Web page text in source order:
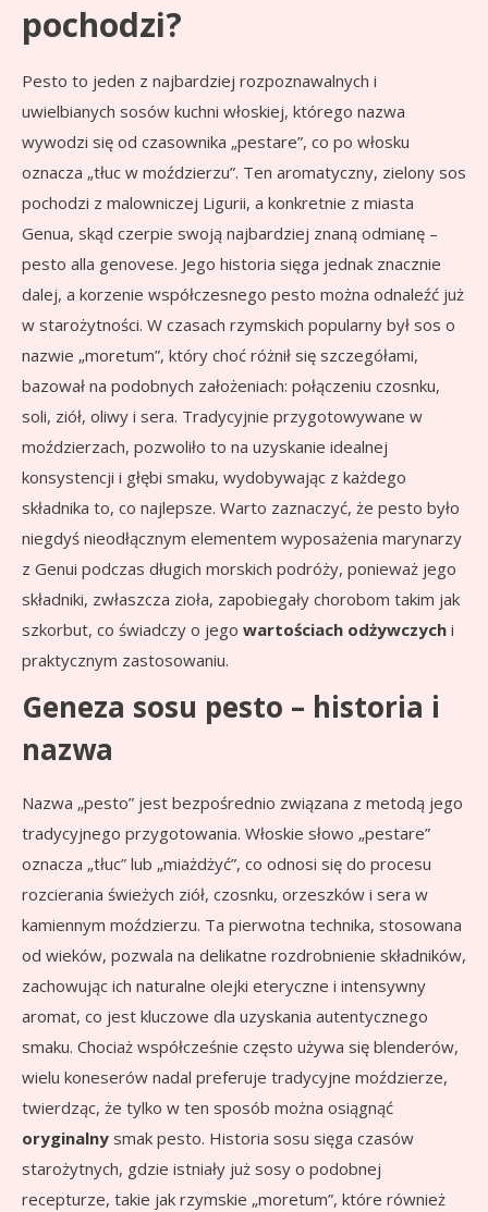
pochodzi?
Pesto to jeden z najbardziej rozpoznawalnych i
uwielbianych sosów kuchni włoskiej, którego nazwa
wywodzi się od czasownika „pestare”, co po włosku
oznacza „tłuc w moździerzu”. Ten aromatyczny, zielony sos
pochodzi z malowniczej Ligurii, a konkretnie z miasta
Genua, skąd czerpie swoją najbardziej znaną odmianę –
pesto alla genovese. Jego historia sięga jednak znacznie
dalej, a korzenie współczesnego pesto można odnaleźć już
w starożytności. W czasach rzymskich popularny był sos o
nazwie „moretum”, który choć różnił się szczegółami,
bazował na podobnych założeniach: połączeniu czosnku,
soli, ziół, oliwy i sera. Tradycyjnie przygotowywane w
moździerzach, pozwoliło to na uzyskanie idealnej
konsystencji i głębi smaku, wydobywając z każdego
składnika to, co najlepsze. Warto zaznaczyć, że pesto było
niegdyś nieodłącznym elementem wyposażenia marynarzy
z Genui podczas długich morskich podróży, ponieważ jego
składniki, zwłaszcza zioła, zapobiegały chorobom takim jak
szkorbut, co świadczy o jego wartościach odżywczych i
praktycznym zastosowaniu.
Geneza sosu pesto – historia i
nazwa
Nazwa „pesto” jest bezpośrednio związana z metodą jego
tradycyjnego przygotowania. Włoskie słowo „pestare”
oznacza „tłuc” lub „miażdżyć”, co odnosi się do procesu
rozcierania świeżych ziół, czosnku, orzeszków i sera w
kamiennym moździerzu. Ta pierwotna technika, stosowana
od wieków, pozwala na delikatne rozdrobnienie składników,
zachowując ich naturalne olejki eteryczne i intensywny
aromat, co jest kluczowe dla uzyskania autentycznego
smaku. Chociaż współcześnie często używa się blenderów,
wielu koneserów nadal preferuje tradycyjne moździerze,
twierdząc, że tylko w ten sposób można osiągnąć
oryginalny smak pesto. Historia sosu sięga czasów
starożytnych, gdzie istniały już sosy o podobnej
recepturze, takie jak rzymskie „moretum”, które również